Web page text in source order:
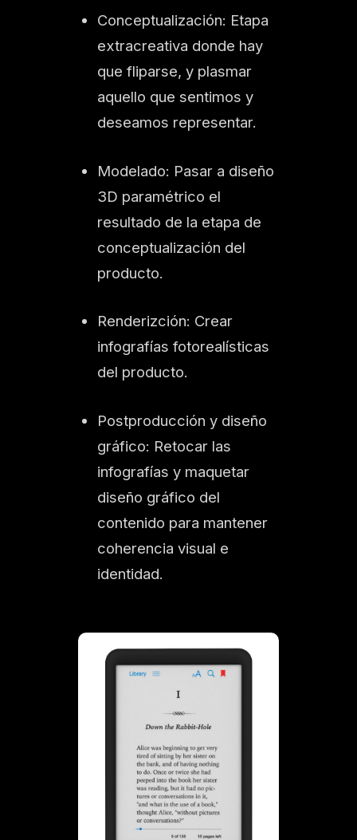
Conceptualización: Etapa
extracreativa donde hay
que fliparse, y plasmar
aquello que sentimos y
deseamos representar.
Modelado: Pasar a diseño
3D paramétrico el
resultado de la etapa de
conceptualización del
producto.
Renderizción: Crear
infografías fotorealísticas
del producto.
Postproducción y diseño
gráfico: Retocar las
infografías y maquetar
diseño gráfico del
contenido para mantener
coherencia visual e
identidad.